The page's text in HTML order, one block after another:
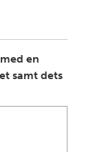
en
samt dets